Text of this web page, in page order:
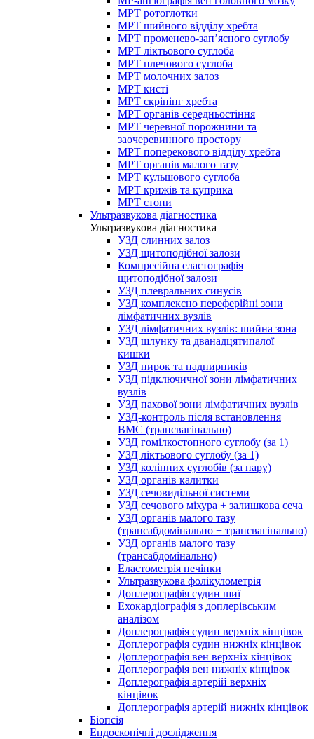
МРТ ротоглотки
МРТ шийного відділу хребта
МРТ променево-зап’ясного суглобу
МРТ ліктьового суглоба
МРТ плечового суглоба
МРТ молочних залоз
МРТ кисті
МРТ скрінінг хребта
МРТ органів середньостіння
МРТ черевної порожнини та
заочеревинного простору
МРТ поперекового відділу хребта
МРТ органів малого тазу
МРТ кульшового суглоба
МРТ крижів та куприка
МРТ стопи
Ультразвукова діагностика
Ультразвукова діагностика
УЗД слинних залоз
УЗД щитоподібної залози
Компресійна еластографія
щитоподібної залози
УЗД плевральних синусів
УЗД комплексно переферійні зони
лімфатичних вузлів
УЗД лімфатичних вузлів: шийна зона
УЗД шлунку та дванадцятипалої
кишки
УЗД нирок та наднирників
УЗД підключичної зони лімфатичних
вузлів
УЗД пахової зони лімфатичних вузлів
УЗД-контроль після встановлення
ВМС (трансвагінально)
УЗД гомілкостопного суглобу (за 1)
УЗД ліктьового суглобу (за 1)
УЗД колінних суглобів (за пару)
УЗД органів калитки
УЗД сечовидільної системи
УЗД сечового міхура + залишкова сеча
УЗД органів малого тазу
(трансабдомінально + трансвагінально)
УЗД органів малого тазу
(трансабдомінально)
Еластометрія печінки
Ультразвукова фолікулометрія
Доплерографія судин шиї
Ехокардіографія з доплерівським
аналізом
Доплерографія судин верхніх кінцівок
Доплерографія судин нижніх кінцівок
Доплерографія вен верхніх кінцівок
Доплерографія вен нижніх кінцівок
Доплерографія артерій верхніх
кінцівок
Доплерографія артерій нижніх кінцівок
Біопсія
Ендоскопічні дослідження